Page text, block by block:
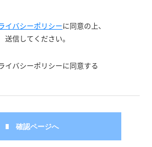
イバシーポリシーに同意の上、
送信してください。
イバシーポリシーに同意する